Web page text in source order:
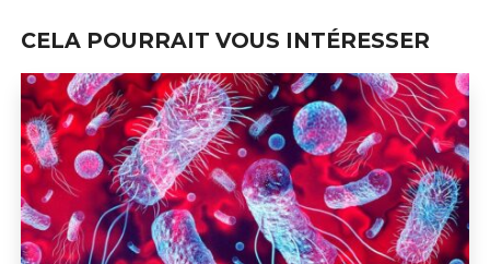
CELA POURRAIT VOUS INTÉRESSER